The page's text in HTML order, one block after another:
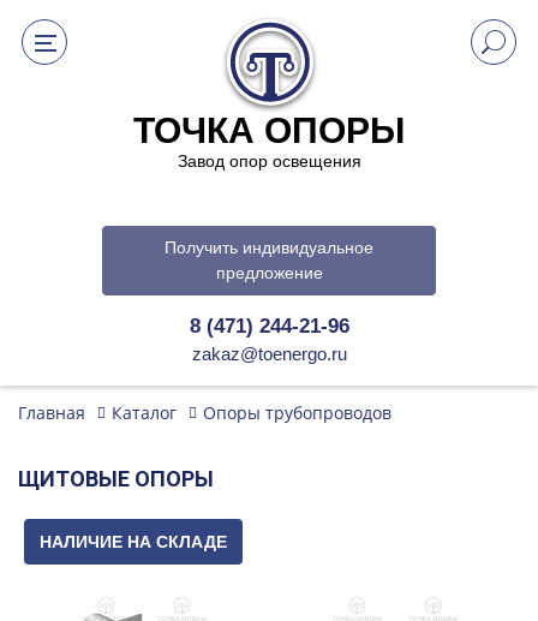
ТОЧКА ОПОРЫ
Завод опор освещения
Получить индивидуальное
предложение
8 (471) 244-21-96
zakaz@toenergo.ru
Главная Каталог Опоры трубопроводов
ЩИТОВЫЕ ОПОРЫ
НАЛИЧИЕ НА СКЛАДЕ